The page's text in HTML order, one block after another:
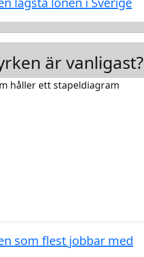
är vanligast?
som flest jobbar med